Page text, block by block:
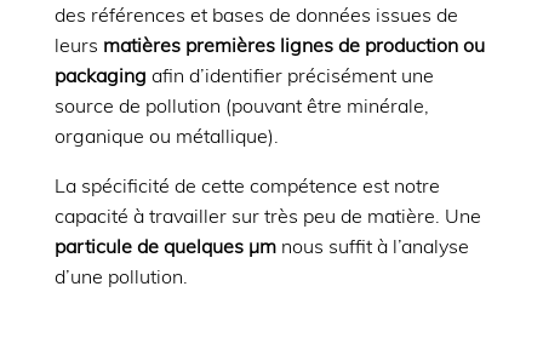
des références et bases de données issues de
leurs matières premières lignes de production ou
packaging afin d’identifier précisément une
source de pollution (pouvant être minérale,
organique ou métallique).
La spécificité de cette compétence est notre
capacité à travailler sur très peu de matière. Une
particule de quelques µmnous suffit à l’analyse
d’une pollution.